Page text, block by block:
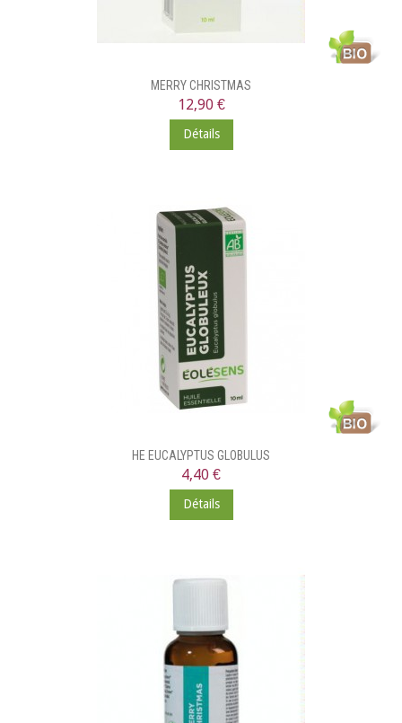
MERRY CHRISTMAS
12,90 €
Détails
HE EUCALYPTUS GLOBULUS
4,40 €
Détails